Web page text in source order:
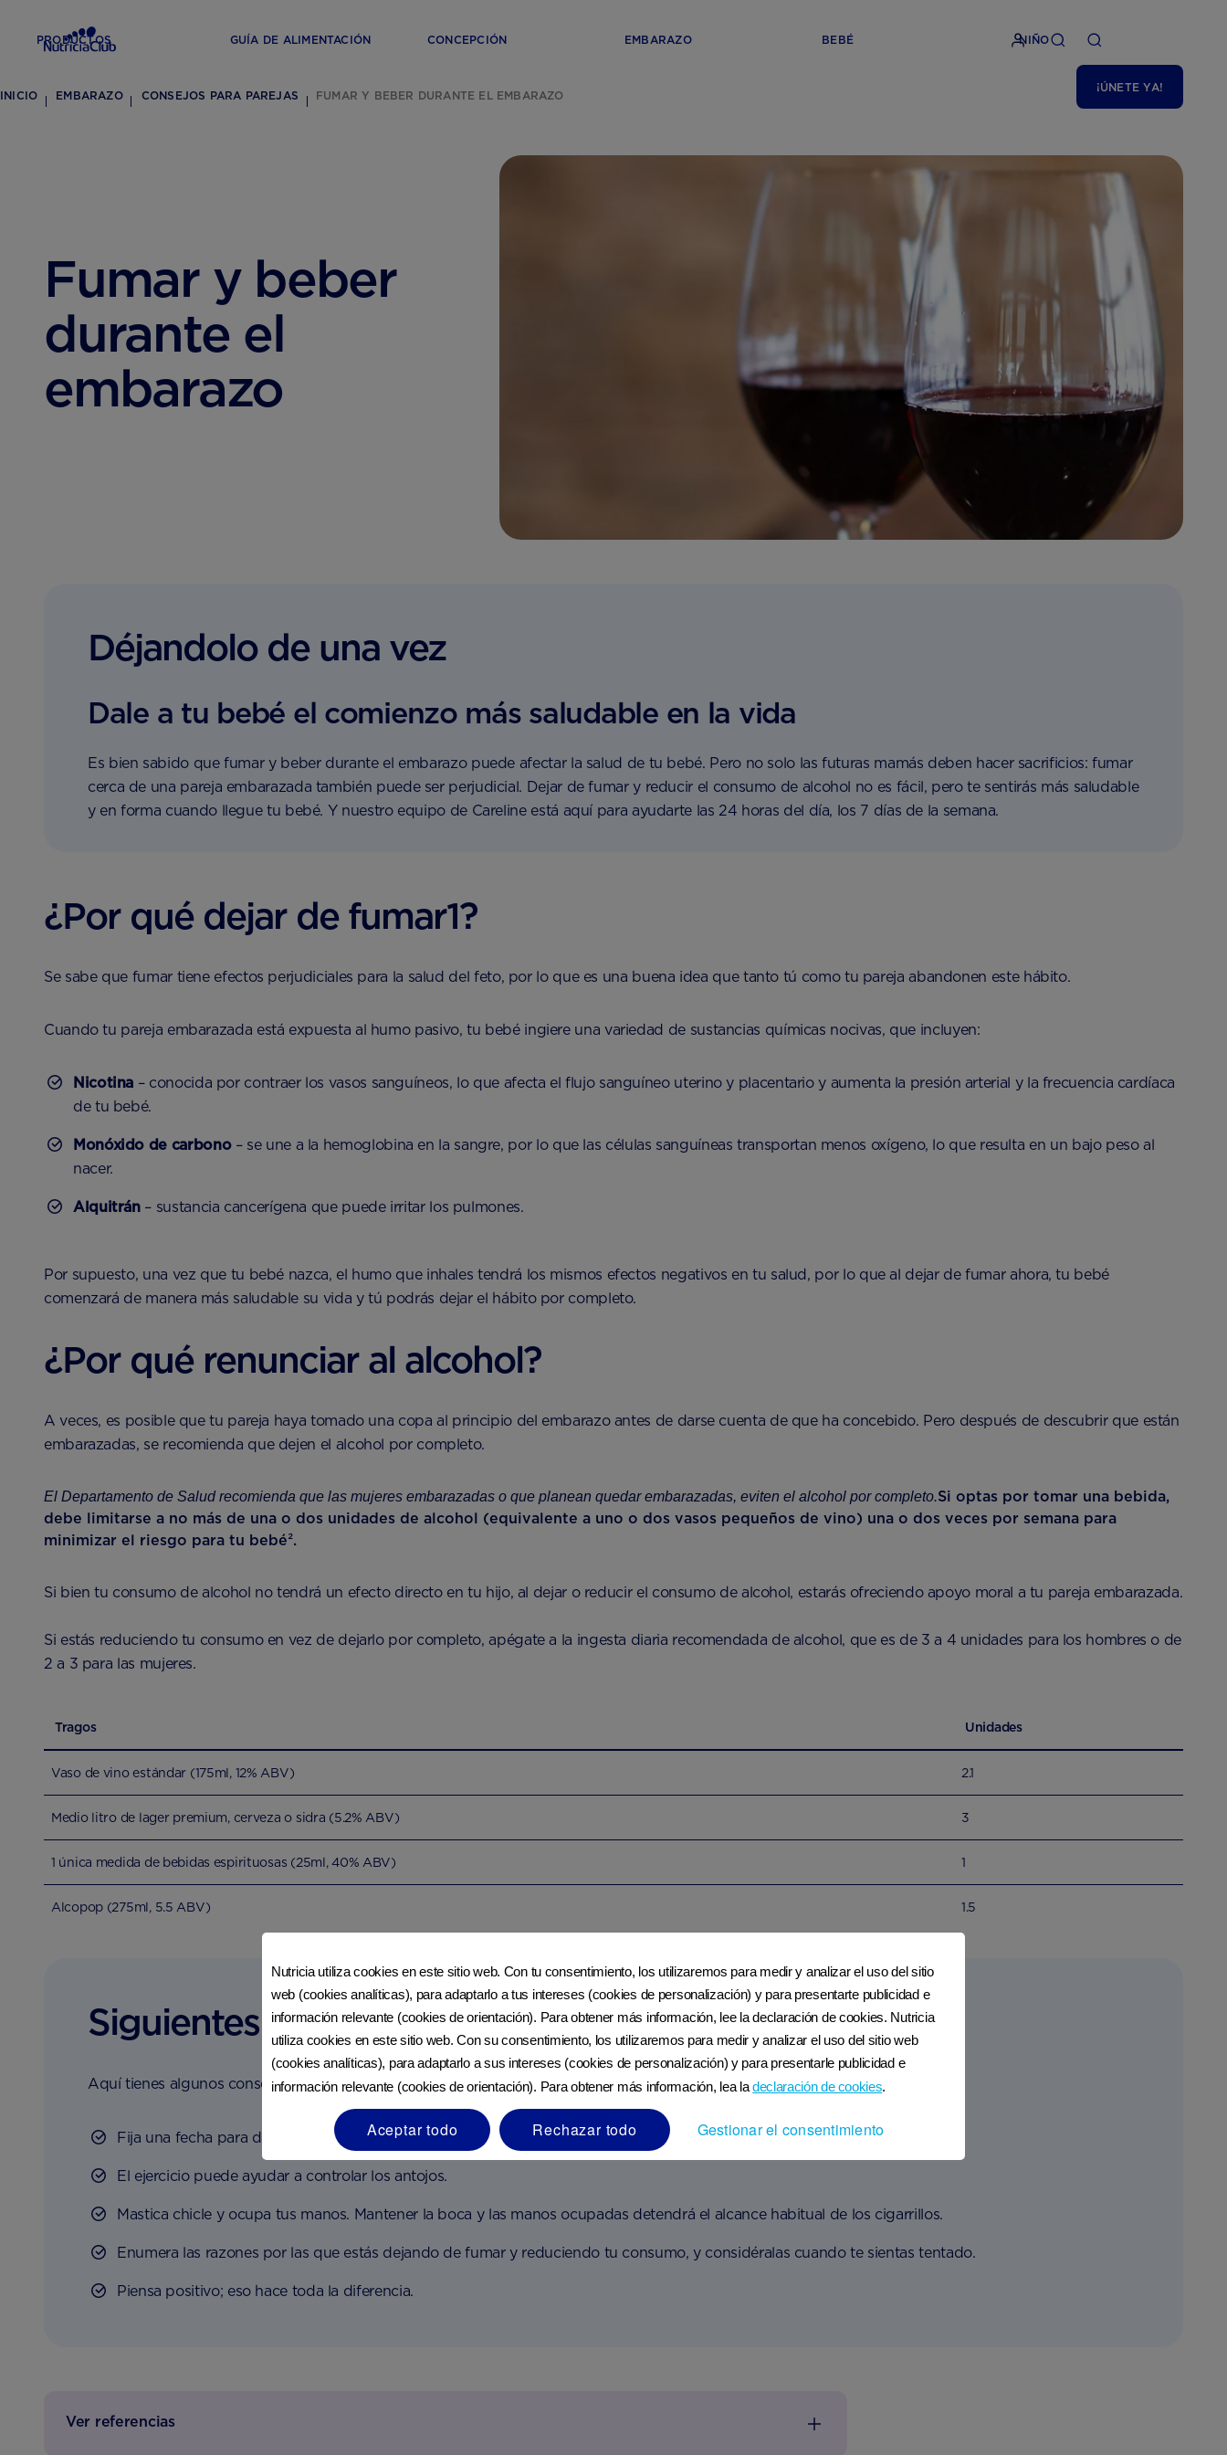
¡ÚNETE YA!
PRODUCTOS GUÍA DE ALIMENTACIÓN CONCEPCIÓN EMBARAZO BEBÉ NIÑO
INICIO EMBARAZO CONSEJOS PARA PAREJAS FUMAR Y BEBER DURANTE EL EMBARAZO
Fumar y beber
durante el
embarazo
Déjandolo de una vez
Dale a tu bebé el comienzo más saludable en la vida
Es bien sabido que fumar y beber durante el embarazo puede afectar la salud de tu bebé. Pero no solo las futuras mamás deben hacer sacrificios: fumar
cerca de una pareja embarazada también puede ser perjudicial. Dejar de fumar y reducir el consumo de alcohol no es fácil, pero te sentirás más saludable
y en forma cuando llegue tu bebé. Y nuestro equipo de Careline está aquí para ayudarte las 24 horas del día, los 7 días de la semana.
¿Por qué dejar de fumar1?
Se sabe que fumar tiene efectos perjudiciales para la salud del feto, por lo que es una buena idea que tanto tú como tu pareja abandonen este hábito.
Cuando tu pareja embarazada está expuesta al humo pasivo, tu bebé ingiere una variedad de sustancias químicas nocivas, que incluyen:
Nicotina – conocida por contraer los vasos sanguíneos, lo que afecta el flujo sanguíneo uterino y placentario y aumenta la presión arterial y la frecuencia cardíaca
de tu bebé.
Monóxido de carbono– se une a la hemoglobina en la sangre, por lo que las células sanguíneas transportan menos oxígeno, lo que resulta en un bajo peso al
nacer.
Alquitrán – sustancia cancerígena que puede irritar los pulmones.
Por supuesto, una vez que tu bebé nazca, el humo que inhales tendrá los mismos efectos negativos en tu salud, por lo que al dejar de fumar ahora, tu bebé
comenzará de manera más saludable su vida y tú podrás dejar el hábito por completo.
¿Por qué renunciar al alcohol?
A veces, es posible que tu pareja haya tomado una copa al principio del embarazo antes de darse cuenta de que ha concebido. Pero después de descubrir que están
embarazadas, se recomienda que dejen el alcohol por completo.
El Departamento de Salud recomienda que las mujeres embarazadas o que planean quedar embarazadas, eviten el alcohol por completo.Si optas por tomar una bebida,
debe limitarse a no más de una o dos unidades de alcohol (equivalente a uno o dos vasos pequeños de vino) una o dos veces por semana para
minimizar el riesgo para tu bebé².
Si bien tu consumo de alcohol no tendrá un efecto directo en tu hijo, al dejar o reducir el consumo de alcohol, estarás ofreciendo apoyo moral a tu pareja embarazada.
Si estás reduciendo tu consumo en vez de dejarlo por completo, apégate a la ingesta diaria recomendada de alcohol, que es de 3 a 4 unidades para los hombres o de
2 a 3 para las mujeres.
Tragos Unidades
Vaso de vino estándar (175ml, 12% ABV) 2.1
Medio litro de lager premium, cerveza o sidra (5.2% ABV) 3
1 única medida de bebidas espirituosas (25ml, 40% ABV) 1
Alcopop (275ml, 5.5 ABV) 1.5
Siguientes pasos
Aquí tienes algunos consejos útiles para dejar de fumar y beber 4:
Fija una fecha para dejar de fumar y cúmplela. Te ayudará tener un objetivo fijo.
El ejercicio puede ayudar a controlar los antojos.
Mastica chicle y ocupa tus manos. Mantener la boca y las manos ocupadas detendrá el alcance habitual de los cigarrillos.
Enumera las razones por las que estás dejando de fumar y reduciendo tu consumo, y considéralas cuando te sientas tentado.
Piensa positivo; eso hace toda la diferencia.
Ver referencias
Nutricia utiliza cookies en este sitio web. Con tu consentimiento, los utilizaremos para medir y analizar el uso del sitio
web (cookies analíticas), para adaptarlo a tus intereses (cookies de personalización) y para presentarte publicidad e
información relevante (cookies de orientación). Para obtener más información, lee la declaración de cookies. Nutricia
utiliza cookies en este sitio web. Con su consentimiento, los utilizaremos para medir y analizar el uso del sitio web
(cookies analíticas), para adaptarlo a sus intereses (cookies de personalización) y para presentarle publicidad e
información relevante (cookies de orientación). Para obtener más información, lea ladeclaración de cookies.
Aceptar todo Rechazar todo Gestionar el consentimiento